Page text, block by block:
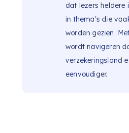
dat lezers heldere
in thema's die
worden gezien.
wordt navigeren
verzekeringsland
eenvoudiger.